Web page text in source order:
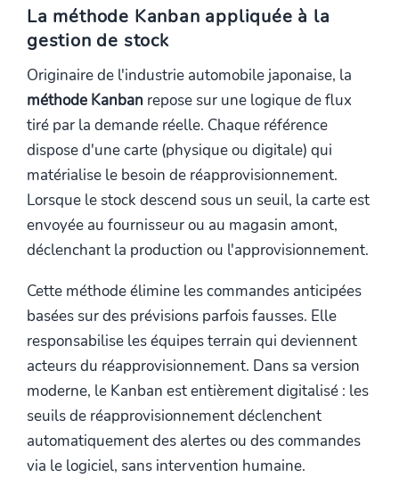
La méthode Kanban appliquée à la
gestion de stock
Originaire de l'industrie automobile japonaise, la
méthode Kanban repose sur une logique de flux
tiré par la demande réelle. Chaque référence
dispose d'une carte (physique ou digitale) qui
matérialise le besoin de réapprovisionnement.
Lorsque le stock descend sous un seuil, la carte est
envoyée au fournisseur ou au magasin amont,
déclenchant la production ou l'approvisionnement.
Cette méthode élimine les commandes anticipées
basées sur des prévisions parfois fausses. Elle
responsabilise les équipes terrain qui deviennent
acteurs du réapprovisionnement. Dans sa version
moderne, le Kanban est entièrement digitalisé : les
seuils de réapprovisionnement déclenchent
automatiquement des alertes ou des commandes
via le logiciel, sans intervention humaine.